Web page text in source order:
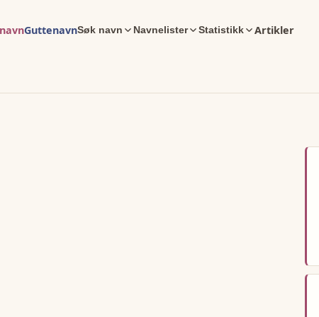
GuttenavnSøk navn Navnelister Statistikk Artikler